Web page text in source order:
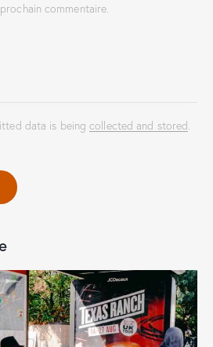
commentaire.
data is beingcollected and stored